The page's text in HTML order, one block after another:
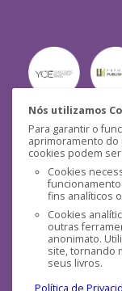
Nós utilizamos
Para garantir o
aprimoramento do
cookies podem
Cookies
fins analíticos
Cookies
outras
anonimato.
site, tornando
seus livros.
Política de